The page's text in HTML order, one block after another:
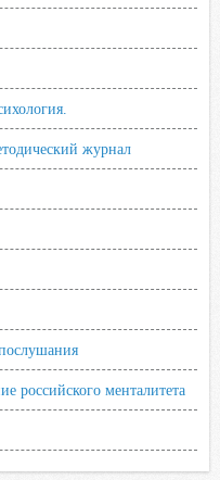
журнал
российского менталитета